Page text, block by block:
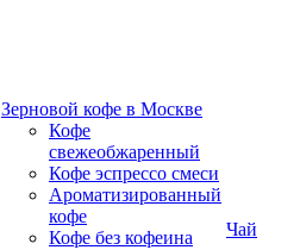
Зерновой кофе в Москве
Кофе
свежеобжаренный
Кофе эспрессо смеси
Ароматизированный
кофе
Кофе без кофеина
Чай